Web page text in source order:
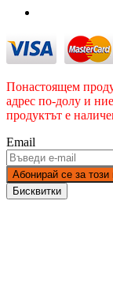
Понастоящем
адрес по-долу и
продуктът е
Email
Абонирай се за този
Бисквитки